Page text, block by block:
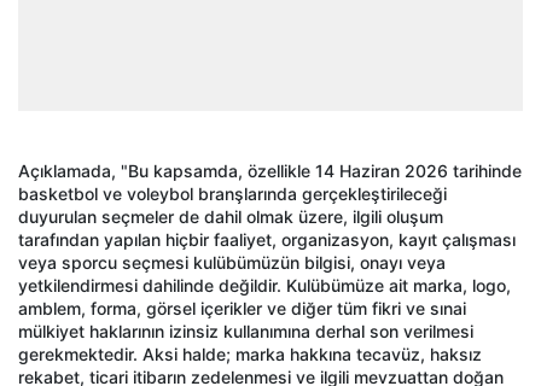
Açıklamada, "Bu kapsamda, özellikle 14 Haziran 2026 tarihinde
basketbol ve voleybol branşlarında gerçekleştirileceği
duyurulan seçmeler de dahil olmak üzere, ilgili oluşum
tarafından yapılan hiçbir faaliyet, organizasyon, kayıt çalışması
veya sporcu seçmesi kulübümüzün bilgisi, onayı veya
yetkilendirmesi dahilinde değildir. Kulübümüze ait marka, logo,
amblem, forma, görsel içerikler ve diğer tüm fikri ve sınai
mülkiyet haklarının izinsiz kullanımına derhal son verilmesi
gerekmektedir. Aksi halde; marka hakkına tecavüz, haksız
rekabet, ticari itibarın zedelenmesi ve ilgili mevzuattan doğan